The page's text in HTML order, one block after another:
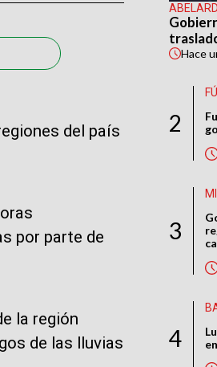
del país
por parte de
la región
de las lluvias
Hace
2
3
4